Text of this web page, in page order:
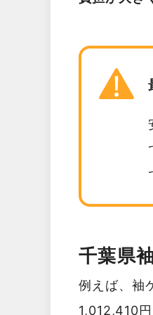
千葉県
例えば、袖
1,012,410